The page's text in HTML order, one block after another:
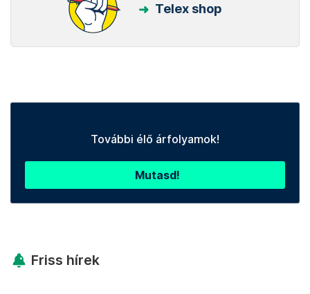
Telex shop
További élő árfolyamok!
Mutasd!
Friss hírek